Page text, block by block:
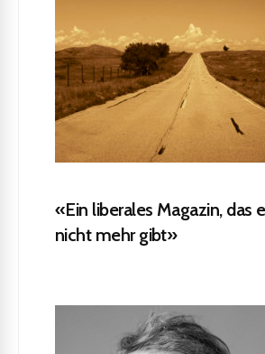
«Ein liberales Magazin, das
nicht mehr gibt»